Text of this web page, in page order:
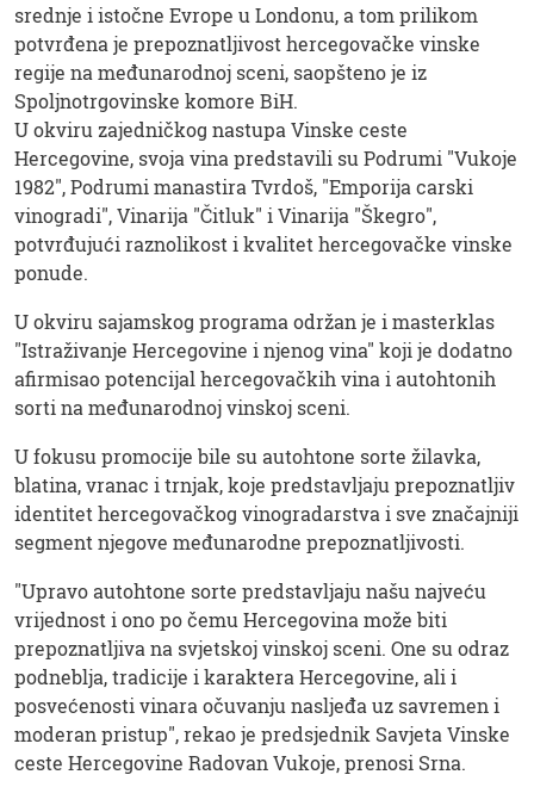
srednje i istočne Evrope u Londonu, a tom prilikom
potvrđena je prepoznatljivost hercegovačke vinske
regije na međunarodnoj sceni, saopšteno je iz
Spoljnotrgovinske komore BiH.
U okviru zajedničkog nastupa Vinske ceste
Hercegovine, svoja vina predstavili su Podrumi "Vukoje
1982", Podrumi manastira Tvrdoš, "Emporija carski
vinogradi", Vinarija "Čitluk" i Vinarija "Škegro",
potvrđujući raznolikost i kvalitet hercegovačke vinske
ponude.
U okviru sajamskog programa održan je i masterklas
"Istraživanje Hercegovine i njenog vina" koji je dodatno
afirmisao potencijal hercegovačkih vina i autohtonih
sorti na međunarodnoj vinskoj sceni.
U fokusu promocije bile su autohtone sorte žilavka,
blatina, vranac i trnjak, koje predstavljaju prepoznatljiv
identitet hercegovačkog vinogradarstva i sve značajniji
segment njegove međunarodne prepoznatljivosti.
"Upravo autohtone sorte predstavljaju našu najveću
vrijednost i ono po čemu Hercegovina može biti
prepoznatljiva na svjetskoj vinskoj sceni. One su odraz
podneblja, tradicije i karaktera Hercegovine, ali i
posvećenosti vinara očuvanju nasljeđa uz savremen i
moderan pristup", rekao je predsjednik Savjeta Vinske
ceste Hercegovine Radovan Vukoje, prenosi Srna.